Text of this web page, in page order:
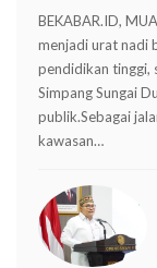
BEKABAR.ID,
menjadi urat nadi
pendidikan tinggi,
Simpang Sungai
publik.Sebagai
kawasan…